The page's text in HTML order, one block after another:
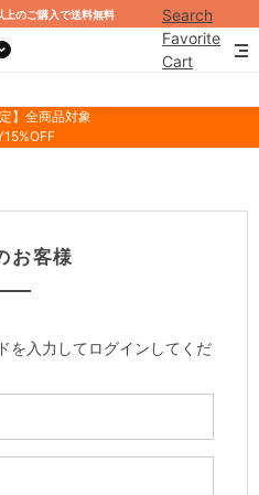
上のご購入で送料無料
Search
Favorite
Cart
】全商品対象
お客様
を入力してログインしてくだ